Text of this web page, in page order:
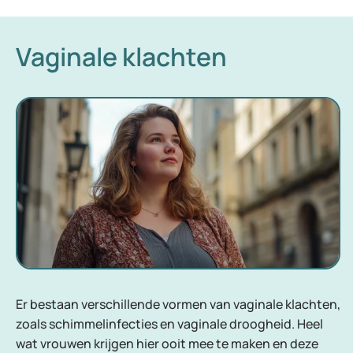
Vaginale klachten
Er bestaan verschillende vormen van vaginale klachten,
zoals schimmelinfecties en vaginale droogheid. Heel
wat vrouwen krijgen hier ooit mee te maken en deze